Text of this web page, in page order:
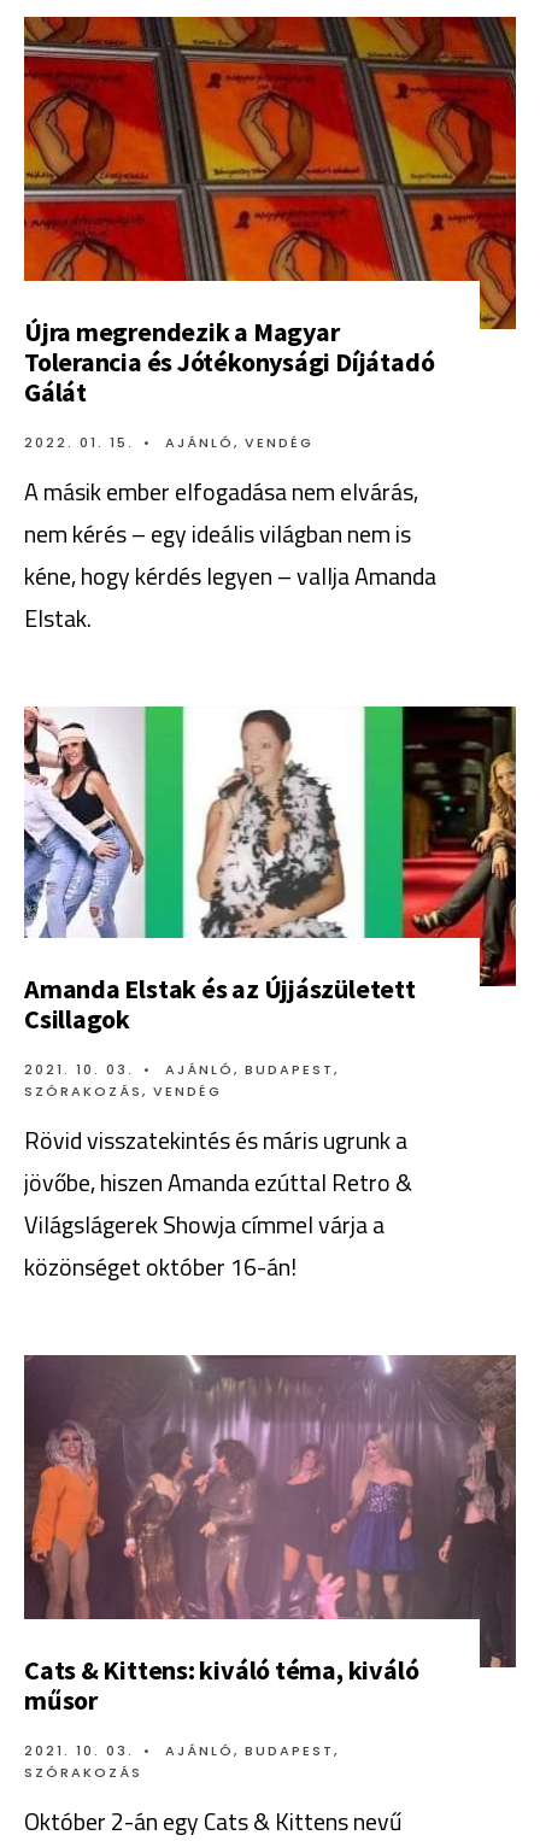
Újra megrendezik a Magyar
Tolerancia és Jótékonysági Díjátadó
Gálát
2022. 01. 15. • AJÁNLÓ, VENDÉG
A másik ember elfogadása nem elvárás,
nem kérés – egy ideális világban nem is
kéne, hogy kérdés legyen – vallja Amanda
Elstak.
Amanda Elstak és az Újjászületett
Csillagok
2021. 10. 03. • AJÁNLÓ, BUDAPEST,
SZÓRAKOZÁS, VENDÉG
Rövid visszatekintés és máris ugrunk a
jövőbe, hiszen Amanda ezúttal Retro &
Világslágerek Showja címmel várja a
közönséget október 16-án!
Cats & Kittens: kiváló téma, kiváló
műsor
2021. 10. 03. • AJÁNLÓ, BUDAPEST,
SZÓRAKOZÁS
Október 2-án egy Cats & Kittens nevű